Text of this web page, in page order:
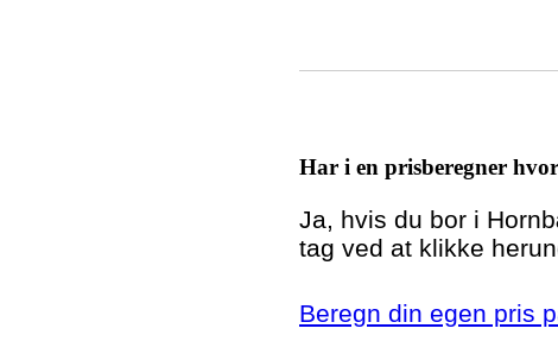
Har i en prisberegner
Ja, hvis du bor i
tag ved at klikke
Beregn din egen pris